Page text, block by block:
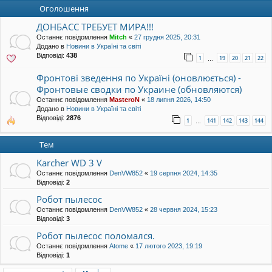
Оголошення
ДОНБАСС ТРЕБУЕТ МИРА!!!
Останнє повідомлення Mitch « 27 грудня 2025, 20:31
Додано в Новини в Україні та світі
Відповіді: 438 1 … 19 20 21 22
Фронтові зведення по Україні (оновлюється) -
Фронтовые сводки по Украине (обновляются)
Останнє повідомлення MasteroN « 18 липня 2026, 14:50
Додано в Новини в Україні та світі
Відповіді: 2876 1 … 141 142 143 144
Тем
Karcher WD 3 V
Останнє повідомлення DenVW852 « 19 серпня 2024, 14:35
Відповіді: 2
Робот пылесос
Останнє повідомлення DenVW852 « 28 червня 2024, 15:23
Відповіді: 3
Робот пылесос поломался.
Останнє повідомлення Atome « 17 лютого 2023, 19:19
Відповіді: 1